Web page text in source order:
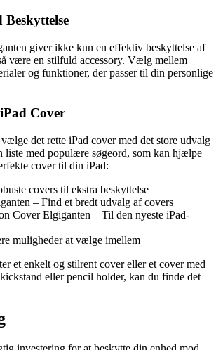
giver ikke kun en effektiv beskyttelse af
være en stilfuld accessory. Vælg mellem
og funktioner, der passer til din personlige
Cover
det rette iPad cover med det store udvalg
liste med populære søgeord, som kan hjælpe
cover til din iPad:
covers til ekstra beskyttelse
– Find et bredt udvalg af covers
Cover Elgiganten – Til den nyeste iPad-
muligheder at vælge imellem
et enkelt og stilrent cover eller et cover med
eller pencil holder, kan du finde det